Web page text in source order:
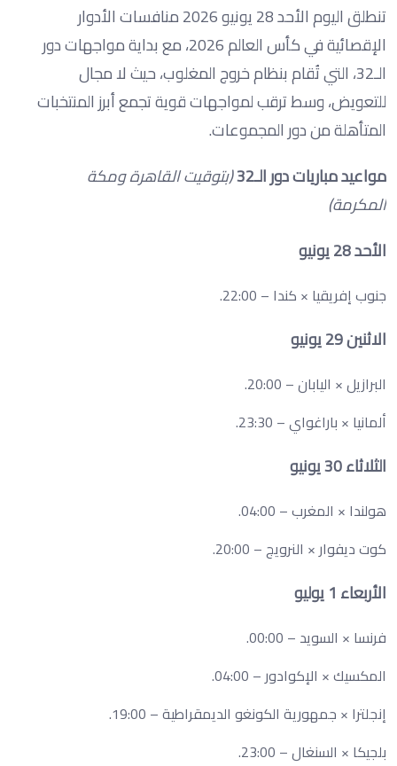
تنطلق اليوم الأحد 28 يونيو 2026 منافسات الأدوار
الإقصائية في كأس العالم 2026، مع بداية مواجهات دور
الـ32، التي تُقام بنظام خروج المغلوب، حيث لا مجال
للتعويض، وسط ترقب لمواجهات قوية تجمع أبرز المنتخبات
المتأهلة من دور المجموعات.
مواعيد مباريات دور الـ32
(بتوقيت القاهرة ومكة
المكرمة)
الأحد 28 يونيو
جنوب إفريقيا × كندا – 22:00.
الاثنين 29 يونيو
البرازيل × اليابان – 20:00.
ألمانيا × باراغواي – 23:30.
الثلاثاء 30 يونيو
هولندا × المغرب – 04:00.
كوت ديفوار × النرويج – 20:00.
الأربعاء 1 يوليو
فرنسا × السويد – 00:00.
المكسيك × الإكوادور – 04:00.
إنجلترا × جمهورية الكونغو الديمقراطية – 19:00.
بلجيكا × السنغال – 23:00.